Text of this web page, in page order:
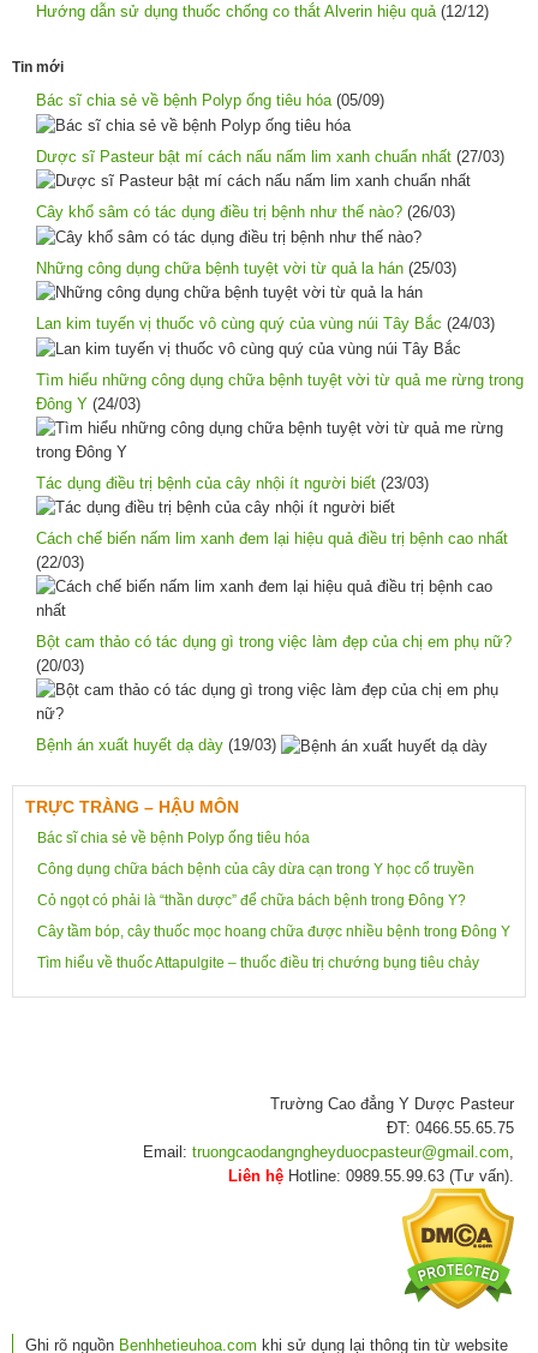
Hướng dẫn sử dụng thuốc chống co thắt Alverin hiệu quả (12/12)
Tin mới
Bác sĩ chia sẻ về bệnh Polyp ống tiêu hóa(05/09)
Dược sĩ Pasteur bật mí cách nấu nấm lim xanh chuẩn nhất (27/03)
Cây khổ sâm có tác dụng điều trị bệnh như thế nào? (26/03)
Những công dụng chữa bệnh tuyệt vời từ quả la hán (25/03)
Lan kim tuyến vị thuốc vô cùng quý của vùng núi Tây Bắc (24/03)
Tìm hiểu những công dụng chữa bệnh tuyệt vời từ quả me rừng trong
Đông Y (24/03)
Tác dụng điều trị bệnh của cây nhội ít người biết (23/03)
Cách chế biến nấm lim xanh đem lại hiệu quả điều trị bệnh cao nhất
(22/03)
Bột cam thảo có tác dụng gì trong việc làm đẹp của chị em phụ nữ?
(20/03)
Bệnh án xuất huyết dạ dày (19/03)
TRỰC TRÀNG – HẬU MÔN
Bác sĩ chia sẻ về bệnh Polyp ống tiêu hóa
Công dụng chữa bách bệnh của cây dừa cạn trong Y học cổ truyền
Cỏ ngọt có phải là “thần dược” để chữa bách bệnh trong Đông Y?
Cây tầm bóp, cây thuốc mọc hoang chữa được nhiều bệnh trong Đông Y
Tìm hiểu về thuốc Attapulgite – thuốc điều trị chướng bụng tiêu chảy
Trường Cao đẳng Y Dược Pasteur
ĐT: 0466.55.65.75
Email: truongcaodangngheyduocpasteur@gmail.com
Liên hệ Hotline: 0989.55.99.63 (Tư vấn).
Ghi rõ nguồn Benhhetieuhoa.com khi sử dụng lại thông tin từ website